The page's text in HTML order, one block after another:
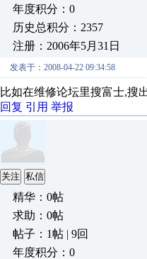
年度积分：0
历史总积分：2357
注册：2006年5月31日
发表于：2008-04-22 09:34:58
比如在维修论坛里搜富士,搜
回复 引用 举报
关注 私信
精华：0帖
求助：0帖
帖子：1帖 | 9回
年度积分：0